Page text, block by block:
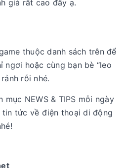
giá rất cao đấy ạ.
thuộc danh sách trên để
hoặc cùng bạn bè “leo
rỗi nhé.
mục NEWS & TIPS mỗi ngày
tin tức về điện thoại di động